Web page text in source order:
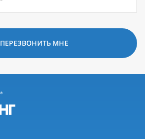
ПЕРЕЗВОНИТЬ МНЕ